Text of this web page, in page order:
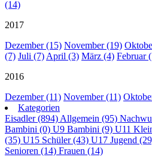
(14)
2017
Dezember (15) November (19)
(7) Juli (7)April (3) März (4) Februar
2016
Dezember (11) November (11)
Kategorien
Eisadler (894)Allgemein (95)
Bambini (0) U9 Bambini (9) U11
(35) U15 Schüler (43) U17 Jugend
Senioren (14) Frauen (14)